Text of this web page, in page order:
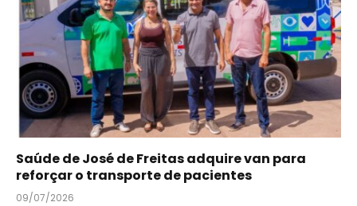
Saúde de José de Freitas adquire van para
reforçar o transporte de pacientes
09/07/2026